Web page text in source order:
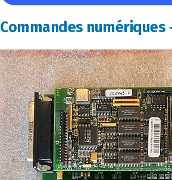
Commandes numériques